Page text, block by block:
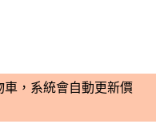
，系統會自動更新價